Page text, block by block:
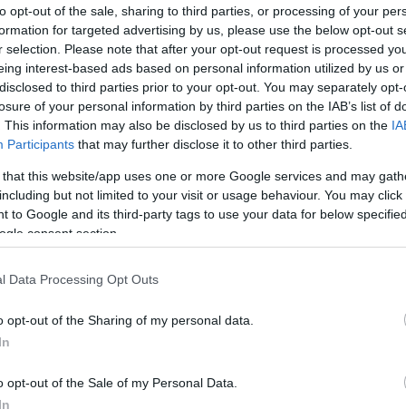
opt-out of the sale, sharing to third parties, or processing of your
for targeted advertising by us, please use the below opt-out
selection. Please note that after your opt-out request is processed
interest-based ads based on personal information utilized by us
to third parties prior to your opt-out. You may separately
of your personal information by third parties on the IAB’s list of
This information may also be disclosed by us to third parties on the
Participants that may further disclose it to other third parties.
that this website/app uses one or more Google services and may
but not limited to your visit or usage behaviour. You may
to Google and its third-party tags to use your data for below
consent section.
Data Processing Opt Outs
opt-out of the Sharing of my personal data.
opt-out of the Sale of my Personal Data.
verano, los eurodiputados han exigido instrumentos
antes de su entrada en vigor definitiva.
que el siguiente paso será la ratificación conjunta
activar plenamente el acuerdo. Mientras tanto,
el dinero retenido por los aranceles una vez que
comunitario ha defendido la firma del pacto
y mantener el flujo comercial, a pesar de
aEstados Unidos, que podrá aplicar un arancel
con alto contenido deaceroyaluminio.
por la Eurocámara
varias enmiendas que buscan reducir la
modificaciones figura unacláusula de suspensión
amenazas arancelarias o coerciones a Estados